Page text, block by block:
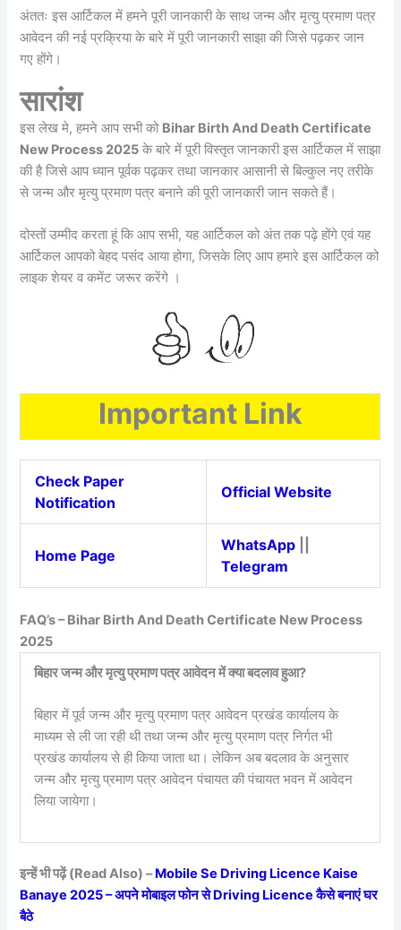
अंततः इस आर्टिकल में हमने पूरी जानकारी के साथ जन्म और मृत्यु प्रमाण पत्र
आवेदन की नई प्रक्रिया के बारे में पूरी जानकारी साझा की जिसे पढ़कर जान
गए होंगे।
सारांश
इस लेख मे, हमने आप सभी को Bihar Birth And Death Certificate
New Process 2025 के बारे में पूरी विस्तृत जानकारी इस आर्टिकल में साझा
की है जिसे आप ध्यान पूर्वक पढ़कर तथा जानकार आसानी से बिल्कुल नए तरीके
से जन्म और मृत्यु प्रमाण पत्र बनाने की पूरी जानकारी जान सकते हैं।
दोस्तों उम्मीद करता हूं कि आप सभी, यह आर्टिकल को अंत तक पढ़े होंगे एवं यह
आर्टिकल आपको बेहद पसंद आया होगा, जिसके लिए आप हमारे इस आर्टिकल को
लाइक शेयर व कमेंट जरूर करेंगे ।
Important Link
Check Paper
Notification
Official Website
Home Page
WhatsApp
Telegram
FAQ’s – Bihar Birth And Death Certificate New Process
2025
बिहार जन्म और मृत्यु प्रमाण पत्र आवेदन में क्या बदलाव हुआ?
बिहार में पूर्व जन्म और मृत्यु प्रमाण पत्र आवेदन प्रखंड कार्यालय के
माध्यम से ली जा रही थी तथा जन्म और मृत्यु प्रमाण पत्र निर्गत भी
प्रखंड कार्यालय से ही किया जाता था। लेकिन अब बदलाव के अनुसार
जन्म और मृत्यु प्रमाण पत्र आवेदन पंचायत की पंचायत भवन में आवेदन
लिया जायेगा।
इन्हें भी पढ़ें (Read Also) –Mobile Se Driving Licence Kaise
Banaye 2025 – अपने मोबाइल फोन से Driving Licence कैसे बनाएं घर
बैठे